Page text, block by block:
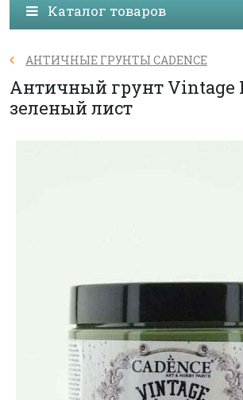
Каталог товаров
АНТИЧНЫЕ ГРУНТЫ CADENCE
Античный грунт Vintage
зеленый лист